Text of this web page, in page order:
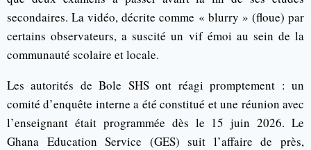
secondaires. La vidéo, décrite comme « blurry » (floue) par
certains observateurs, a suscité un vif émoi au sein de la
communauté scolaire et locale.
Les autorités de Bole SHS ont réagi promptement : un
comité d’enquête interne a été constitué et une réunion avec
l’enseignant était programmée dès le 15 juin 2026. Le
Ghana Education Service (GES) suit l’affaire de près,